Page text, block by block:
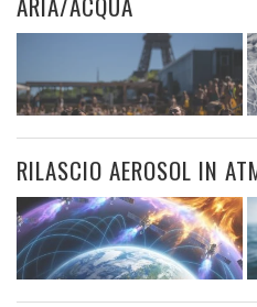
RILASCIO AEROSOL IN